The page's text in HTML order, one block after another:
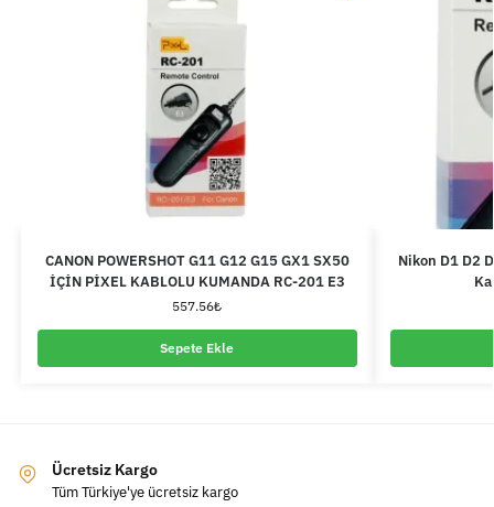
CANON POWERSHOT G11 G12 G15 GX1 SX50
İÇİN PİXEL KABLOLU KUMANDA RC-201 E3
557.56₺
Sepete Ekle
Nikon D1 D2
Ücretsiz Kargo
Tüm Türkiye'ye ücretsiz kargo